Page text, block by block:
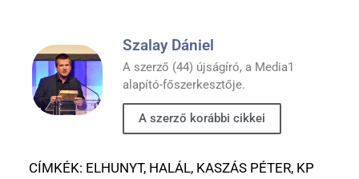
Szalay Dániel
A szerző (44) újságíró, a Media1
alapító-főszerkesztője.
A szerző korábbi cikkei
CÍMKÉK: ELHUNYT, HALÁL, KASZÁS PÉTER, KP